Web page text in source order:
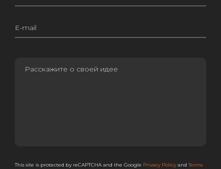
This site is protected by reCAPTCHA and the Google Privacy PolicyandTerms